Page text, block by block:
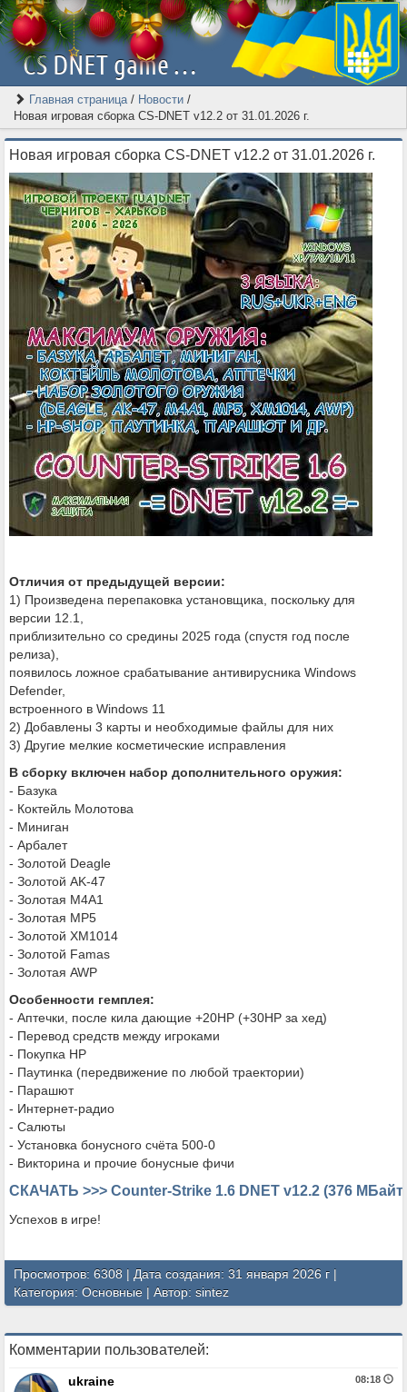
CS DNET game server | Скачать Counter-Strike 1.6 [2026]
Главная страница/ Новости /
Новая игровая сборка CS-DNET v12.2 от 31.01.2026 г.
Новая игровая сборка CS-DNET v12.2 от 31.01.2026 г.
Отличия от предыдущей версии:
1) Произведена перепаковка установщика, поскольку для
версии 12.1,
приблизительно со средины 2025 года (спустя год после
релиза),
появилось ложное срабатывание антивирусника Windows
Defender,
встроенного в Windows 11
2) Добавлены 3 карты и необходимые файлы для них
3) Другие мелкие косметические исправления
В сборку включен набор дополнительного оружия:
- Базука
- Коктейль Молотова
- Миниган
- Арбалет
- Золотой Deagle
- Золотой AK-47
- Золотая М4А1
- Золотая MP5
- Золотой XM1014
- Золотой Famas
- Золотая AWP
Особенности гемплея:
- Аптечки, после кила дающие +20НР (+30НР за хед)
- Перевод средств между игроками
- Покупка НР
- Паутинка (передвижение по любой траектории)
- Парашют
- Интернет-радио
- Салюты
- Установка бонусного счёта 500-0
- Викторина и прочие бонусные фичи
СКАЧАТЬ >>> Counter-Strike 1.6 DNET v12.2 (376 МБайт)
Успехов в игре!
Просмотров: 6308 | Дата создания: 31 января 2026 г |
Категория: Основные | Автор: sintez
Комментарии пользователей:
ukraine 08:18